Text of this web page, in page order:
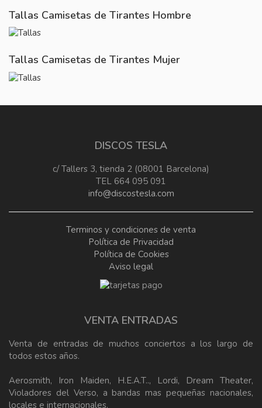
Tallas Camisetas de Tirantes Hombre
Tallas Camisetas de Tirantes Mujer
DISCOS TESLA
c/ Tallers 3, tienda 2 (08001 Barcelona)
TEL 664 095 091
info@discostesla.com
Terminos y condiciones de venta
Política de Privacidad
Política de Cookies
Aviso legal
VENTA ENTRADAS
Venta de entradas de muchos conciertos a los largo de
todos estos años.
Aerosmith, Iron Maiden, H.E.A.T.., Lordi, Dream Theater,
Violadores del Verso, a bandas mas pequeñas nacionales,
locales e internacionales.